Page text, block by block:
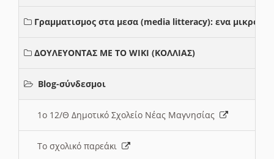
Γραμματισμος στα μεσα (media litteracy): ενα μικρο
ΔΟΥΛΕΥΟΝΤΑΣ ΜΕ ΤΟ WIKI (ΚΟΛΛΙΑΣ)
Blog-σύνδεσμοι
1ο 12/Θ Δημοτικό Σχολείο Νέας Μαγνησίας
Το σχολικό παρεάκι